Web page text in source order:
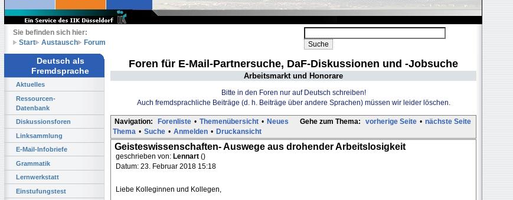
Sie befinden sich hier:
Start
Austausch Forum
Deutsch als
Fremdsprache
Aktuelles
Ressourcen-
Datenbank
Diskussionsforen
Linksammlung
E-Mail-Infobriefe
Grammatik
Lernwerkstatt
Einstufungstest
Foren für E-Mail-Partnersuche, DaF-Diskussionen und -Jobsuche
Arbeitsmarkt und Honorare
Bitte in den Foren nur auf Deutsch schreiben!
Auch fremdsprachliche Beiträge (d. h. Beiträge über andere Sprachen) müssen wir leider löschen.
Gehe zum Thema: vorherige Seite • nächste Seite
Navigation: Forenliste • Themenübersicht • Neues
Thema • Suche • Anmelden • Druckansicht
Geisteswissenschaften- Auswege aus drohender Arbeitslosigkeit
geschrieben von: Lennart ()
Datum: 23. Februar 2018 15:18
Liebe Kolleginnen und Kollegen,